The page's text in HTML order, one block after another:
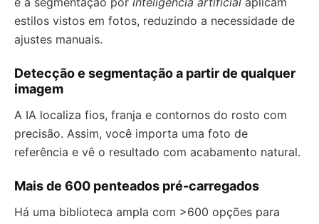
estilos vistos em fotos, reduzindo a necessidade de
ajustes manuais.
Detecção e segmentação a partir de qualquer
imagem
A IA localiza fios, franja e contornos do rosto com
precisão. Assim, você importa uma foto de
referência e vê o resultado com acabamento natural.
Mais de 600 penteados pré-carregados
Há uma biblioteca ampla com >600 opções para